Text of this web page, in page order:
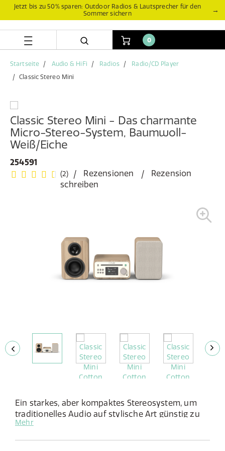
Zum
ZumJetzt bis zu 50% sparen: Outdoor Radios & Lautsprecher für den
Sommer sichern
→
0
Startseite Audio & HiFi Radios
Radio/CD Player
Classic Stereo Mini
Classic Stereo Mini - Das charmante
Micro-Stereo-System, Baumwoll-
Weiß/Eiche
254591
(2) Rezensionen
Rezension
schreiben
Ein starkes, aber kompaktes Stereosystem, um
traditionelles Audio auf stylische Art günstig zu
genießen.
Features:
Mehr